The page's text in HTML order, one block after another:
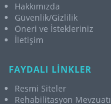
Hakkımızda
Güvenlik/Gizlilik
Öneri ve İstekleriniz
İletişim
FAYDALI LİNKLER
Resmi Siteler
Rehabilitasyon Mevzuatı